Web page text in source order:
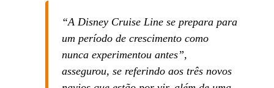
“A Disney Cruise Line se prepara para
um período de crescimento como
nunca experimentou antes”,
assegurou, se referindo aos três novos